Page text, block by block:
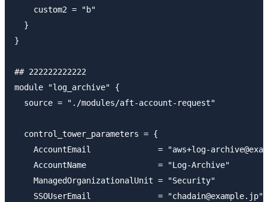
    custom2 = "b"
  }
}
## 222222222222
module "log_archive" {
  source = "./modules/aft-account-request"
  control_tower_parameters = {
AccountEmail              = "aws+log-
    AccountName               = "Log-Archive"
    ManagedOrganizationalUnit = "Security"
    SSOUserEmail              = "chadain@example.jp"